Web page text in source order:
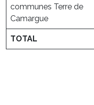
communes Terre de
Camargue
TOTAL